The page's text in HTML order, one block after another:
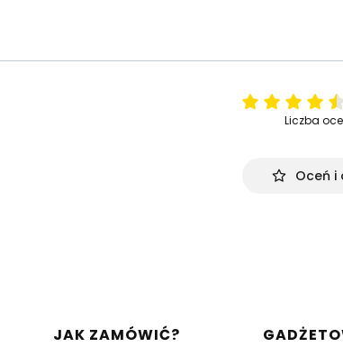
Liczba
Oceń i
Linki w stopce
JAK ZAMÓWIĆ?